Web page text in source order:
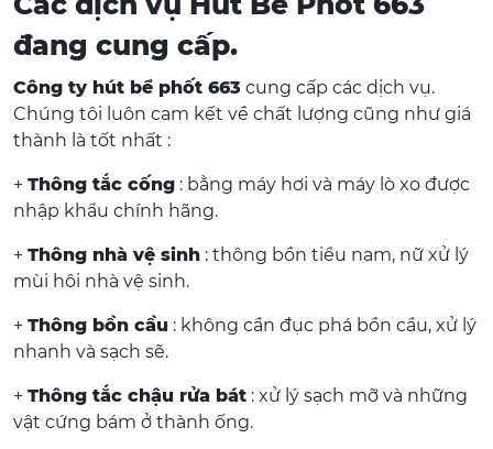
đang cung cấp.
Công ty hút bể phốt 663 cung cấp các dịch vụ.
Chúng tôi luôn cam kết về chất lượng cũng như giá
thành là tốt nhất :
+ Thông tắc cống : bằng máy hơi và máy lò xo được
nhập khẩu chính hãng.
+ Thông nhà vệ sinh : thông bồn tiểu nam, nữ xử lý
mùi hôi nhà vệ sinh.
+ Thông bồn cầu : không cần đục phá bồn cầu, xử lý
nhanh và sạch sẽ.
+ Thông tắc chậu rửa bát : xử lý sạch mỡ và những
vật cứng bám ở thành ống.